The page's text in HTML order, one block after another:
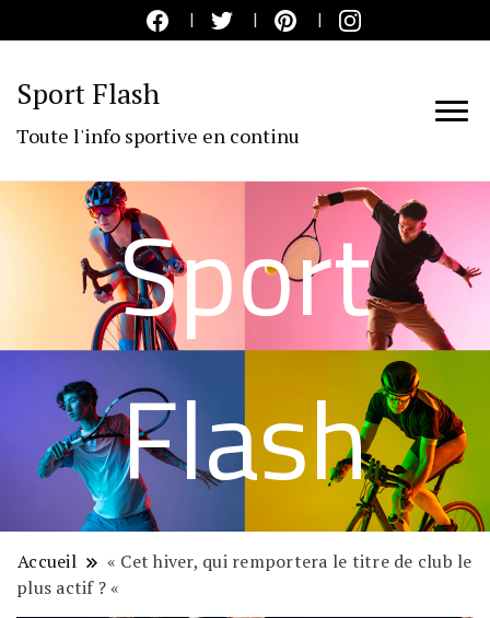
Sport Flash
Toute l'info sportive en continu
Sport
Flash
Accueil
« Cet hiver, qui remportera le titre de club le
plus actif ? «